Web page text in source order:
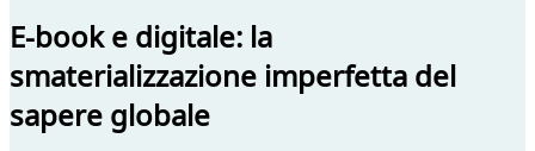
E-book e digitale: la
smaterializzazione imperfetta del
sapere globale